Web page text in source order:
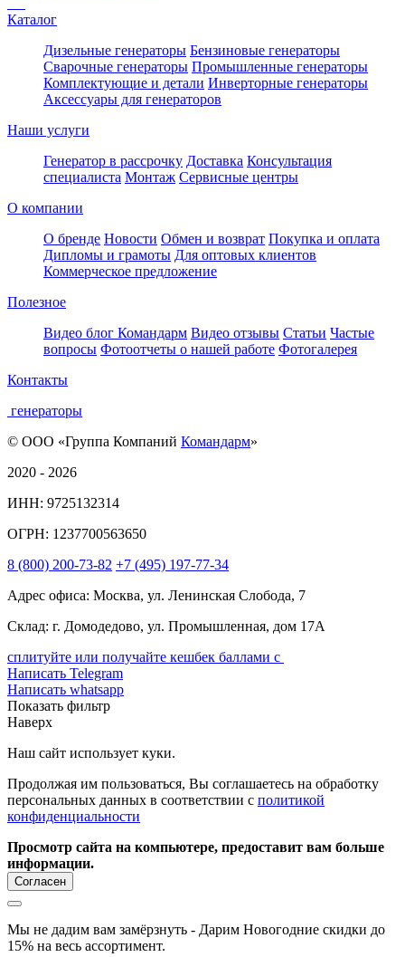
Каталог
Дизельные генераторы Бензиновые генераторы
Сварочные генераторы Промышленные генераторы
Комплектующие и детали Инверторные генераторы
Аксессуары для генераторов
Наши услуги
Генератор в рассрочку Доставка Консультация
специалиста Монтаж Сервисные центры
О компании
О бренде Новости Обмен и возврат Покупка и оплата
Дипломы и грамоты Для оптовых клиентов
Коммерческое предложение
Полезное
Видео блог Командарм Видео отзывы Статьи Частые
вопросы Фотоотчеты о нашей работе Фотогалерея
Контакты
генераторы
© ООО «Группа Компаний Командарм»
2020 - 2026
ИНН: 9725132314
ОГРН: 1237700563650
8 (800) 200-73-82 +7 (495) 197-77-34
Адрес офиса: Москва, ул. Ленинская Слобода, 7
Склад: г. Домодедово, ул. Промышленная, дом 17А
сплитуйте или получайте кешбек баллами с
Написать Telegram
Написать whatsapp
Показать фильтр
Наверх
Наш сайт использует куки.
Продолжая им пользоваться, Вы соглашаетесь на обработку
персональных данных в соответствии с политикой
конфиденциальности
Просмотр сайта на компьютере, предоставит вам больше
информации.
Согласен
Мы не дадим вам замёрзнуть - Дарим Новогодние скидки до
15% на весь ассортимент.